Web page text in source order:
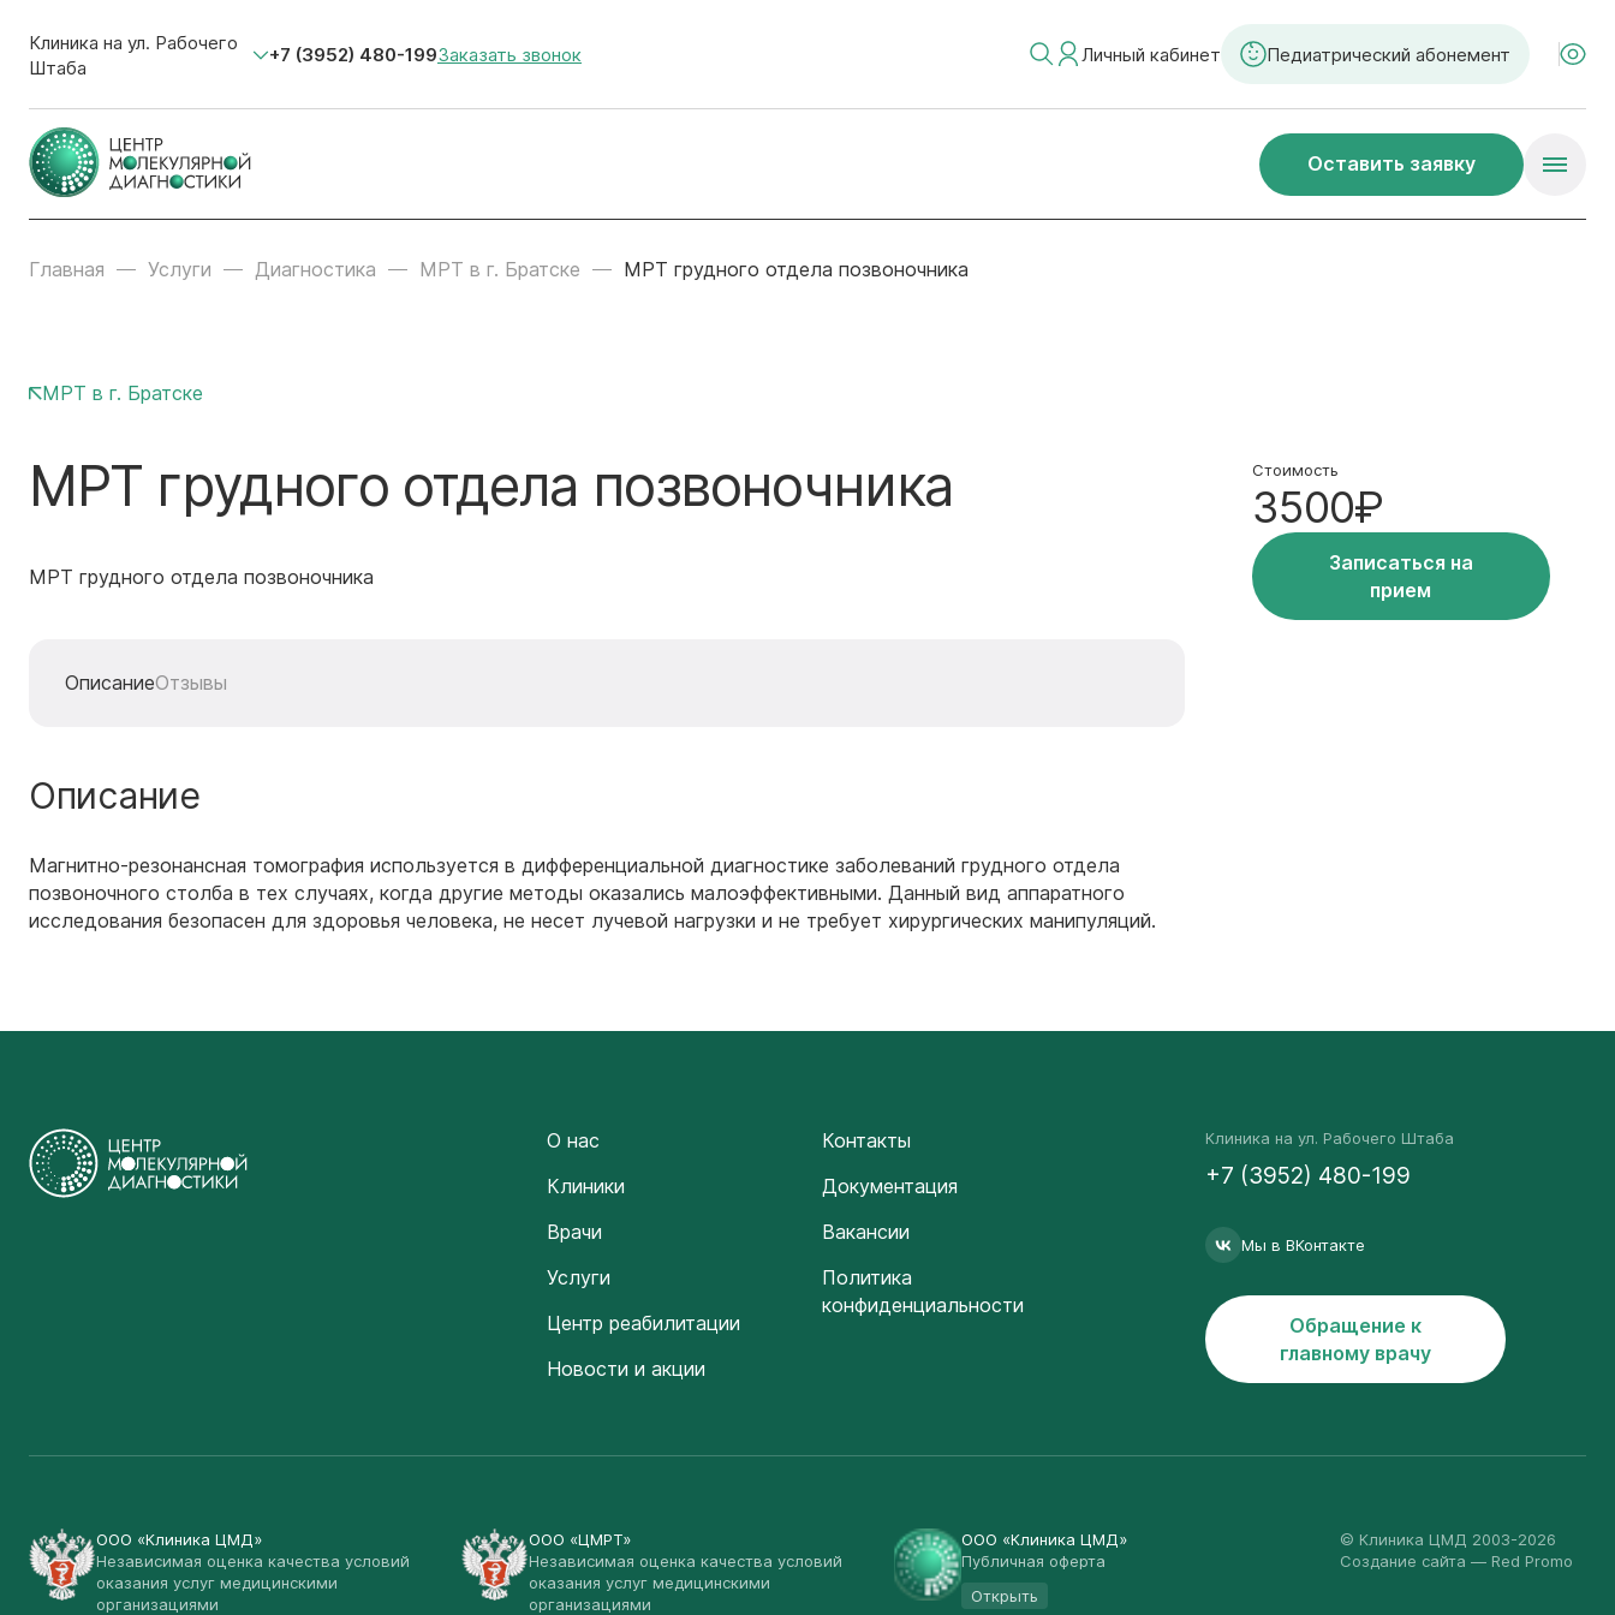
Клиника на ул. Рабочего
Штаба
+7 (3952) 480-199Заказать звонок Личный кабинет Педиатрический абонемент
Оставить заявку
Главная Услуги Диагностика МРТ в г. Братске МРТ грудного отдела позвоночника
МРТ в г. Братске
МРТ грудного отдела позвоночника
МРТ грудного отдела позвоночника
ОписаниеОтзывы
Описание
Магнитно-резонансная томография используется в дифференциальной диагностике заболеваний грудного отдела
позвоночного столба в тех случаях, когда другие методы оказались малоэффективными. Данный вид аппаратного
исследования безопасен для здоровья человека, не несет лучевой нагрузки и не требует хирургических манипуляций.
Стоимость
3500₽
Записаться на
прием
О нас
Клиники
Врачи
Услуги
Центр реабилитации
Новости и акции
Контакты
Документация
Вакансии
Политика
конфиденциальности
Клиника на ул. Рабочего Штаба
+7 (3952) 480-199
Мы в ВКонтакте
Обращение к
главному врачу
ООО «Клиника ЦМД»
Независимая оценка качества условий
оказания услуг медицинскими
организациями
ООО «ЦМРТ»
Независимая оценка качества условий
оказания услуг медицинскими
организациями
ООО «Клиника ЦМД»
Публичная оферта
Открыть
© Клиника ЦМД 2003-2026
Создание сайта — Red Promo